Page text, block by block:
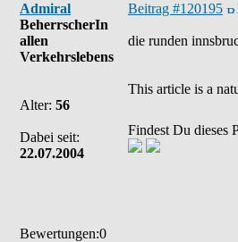
Admiral
BeherrscherIn
allen
Verkehrslebens
Alter: 56
Dabei seit:
22.07.2004
Bewertungen:0
Beitrag #120195
die runden
This article is a
Findest Du dieses